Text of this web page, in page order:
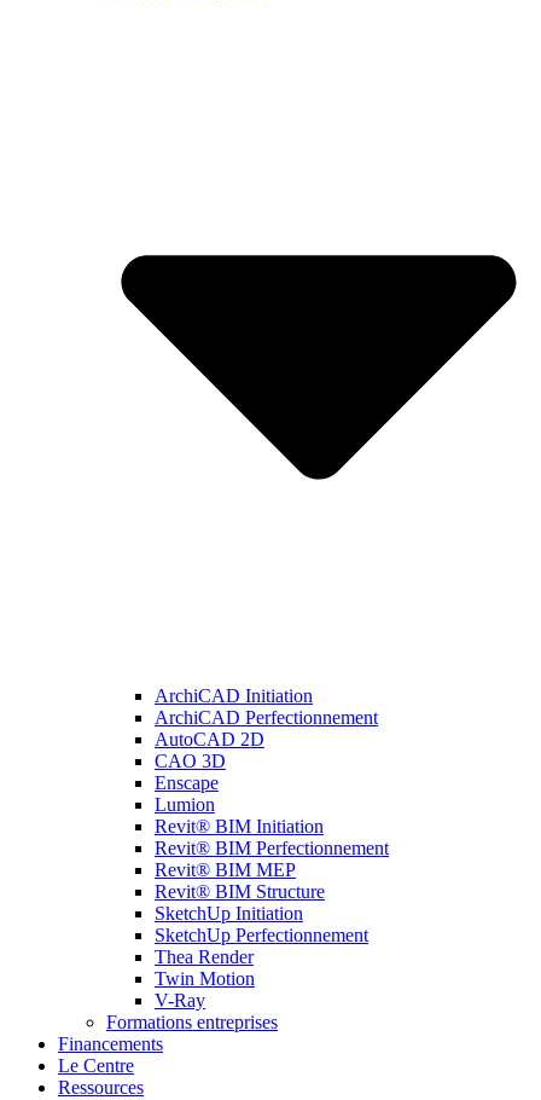
ArchiCAD Initiation
ArchiCAD Perfectionnement
AutoCAD 2D
CAO 3D
Enscape
Lumion
Revit® BIM Initiation
Revit® BIM Perfectionnement
Revit® BIM MEP
Revit® BIM Structure
SketchUp Initiation
SketchUp Perfectionnement
Thea Render
Twin Motion
V-Ray
Formations entreprises
Financements
Le Centre
Ressources